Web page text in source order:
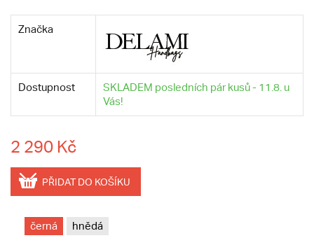
Značka
Dostupnost
SKLADEM posledních pár kusů - 11.8. u
Vás!
2 290 Kč
PŘIDAT DO KOŠÍKU
černá hnědá